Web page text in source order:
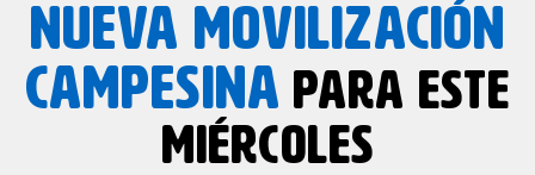
NUEVA MOVILIZACIÓN
CAMPESINA PARA ESTE
MIÉRCOLES